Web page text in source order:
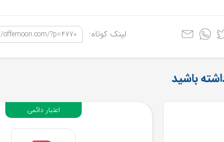
لینک کوتاه: ?p=4770
باشید
اعتبار دائمی